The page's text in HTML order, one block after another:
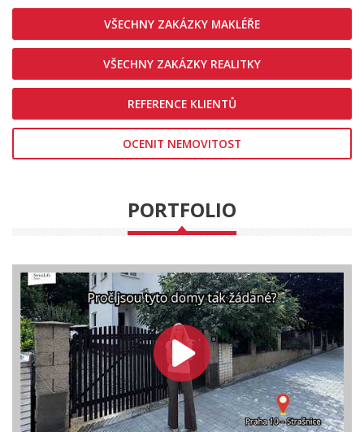
VŠECHNY ZAKÁZKY MAKLÉŘE
VŠECHNY ZAKÁZKY REALITKY
REFERENCE KLIENTŮ
OCENIT NEMOVITOST
PORTFOLIO